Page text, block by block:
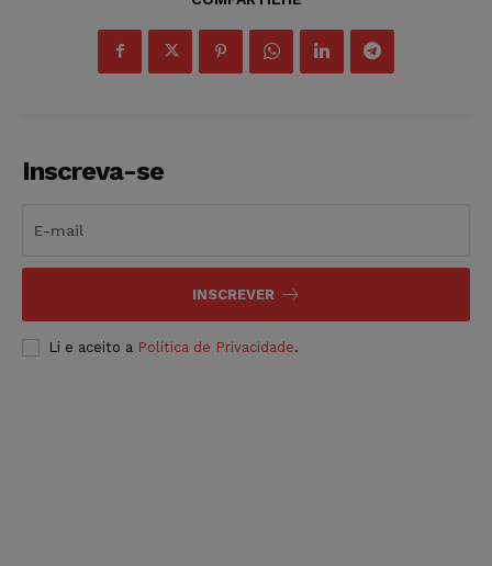
Inscreva-se
INSCREVER
Li e aceito a Política de Privacidade.